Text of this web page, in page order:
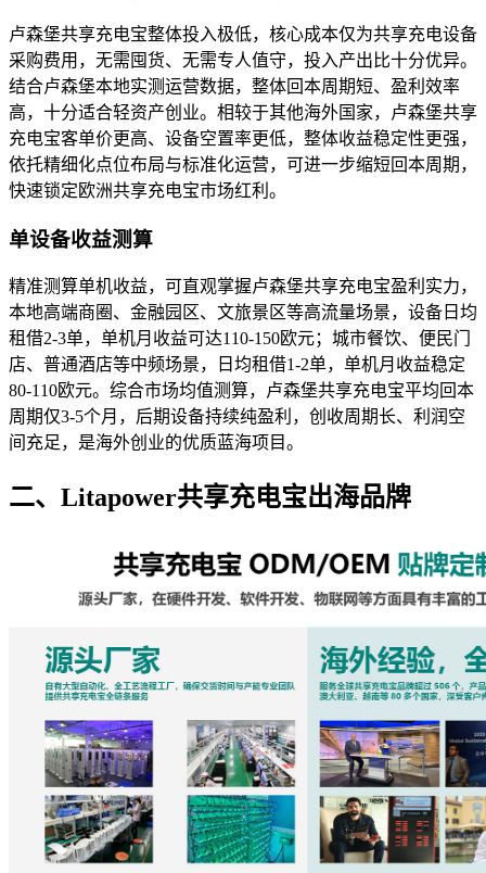
卢森堡共享充电宝整体投入极低，核心成本仅为共享充电设备
采购费用，无需囤货、无需专人值守，投入产出比十分优异。
结合卢森堡本地实测运营数据，整体回本周期短、盈利效率
高，十分适合轻资产创业。相较于其他海外国家，卢森堡共享
充电宝客单价更高、设备空置率更低，整体收益稳定性更强，
依托精细化点位布局与标准化运营，可进一步缩短回本周期，
快速锁定欧洲共享充电宝市场红利。
单设备收益测算
精准测算单机收益，可直观掌握卢森堡共享充电宝盈利实力，
本地高端商圈、金融园区、文旅景区等高流量场景，设备日均
租借2-3单，单机月收益可达110-150欧元；城市餐饮、便民门
店、普通酒店等中频场景，日均租借1-2单，单机月收益稳定
80-110欧元。综合市场均值测算，卢森堡共享充电宝平均回本
周期仅3-5个月，后期设备持续纯盈利，创收周期长、利润空
间充足，是海外创业的优质蓝海项目。
二、Litapower共享充电宝出海品牌